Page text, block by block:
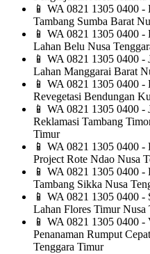
📱 WA 0821 1305 0400 -
Tambang Sumba Barat
📱 WA 0821 1305 0400 -
Lahan Belu Nusa
📱 WA 0821 1305 0400 -
Lahan Manggarai Barat
📱 WA 0821 1305 0400 -
Revegetasi Bendungan
📱 WA 0821 1305 0400 -
Reklamasi Tambang
Timur
📱 WA 0821 1305 0400 -
Project Rote Ndao Nusa
📱 WA 0821 1305 0400 -
Tambang Sikka Nusa
📱 WA 0821 1305 0400 -
Lahan Flores Timur Nusa
📱 WA 0821 1305 0400 -
Penanaman Rumput
Tenggara Timur